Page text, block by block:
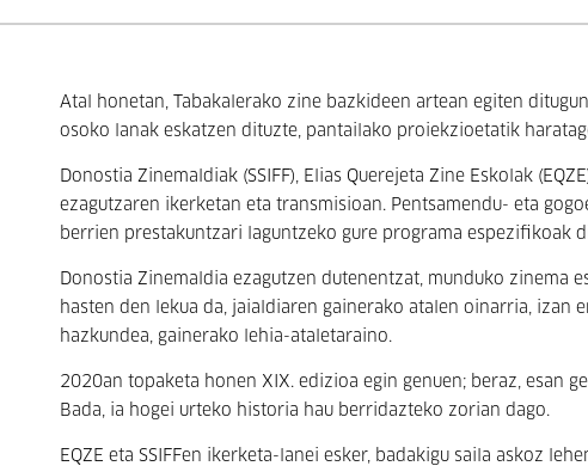
Atal honetan, Tabakalerako zine bazkideen artean egiten
osoko lanak eskatzen dituzte, pantailako proiekzioetatik
Donostia Zinemaldiak (SSIFF), Elias Querejeta Zine Eskolak
ezagutzaren ikerketan eta transmisioan. Pentsamendu- eta
berrien prestakuntzari laguntzeko gure programa espezifikoak
Donostia Zinemaldia ezagutzen dutenentzat, munduko zinema
hasten den lekua da, jaialdiaren gainerako atalen oinarria,
hazkundea, gainerako lehia-ataletaraino.
2020an topaketa honen XIX. edizioa egin genuen; beraz, esan
Bada, ia hogei urteko historia hau berridazteko zorian dago.
EQZE eta SSIFFen ikerketa-lanei esker, badakigu saila askoz